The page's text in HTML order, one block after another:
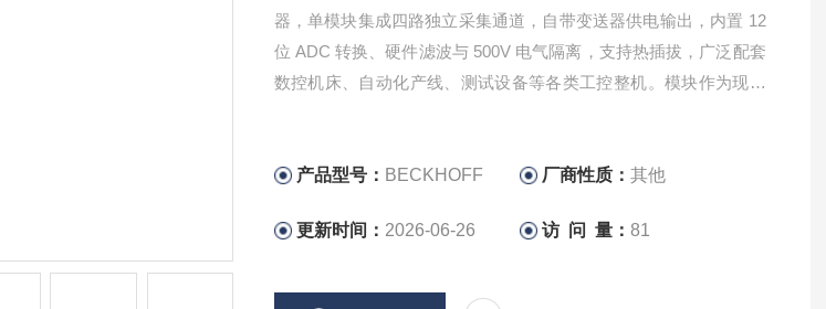
器，单模块集成四路独立采集通道，自带变送器供电输出，内置 12
位 ADC 转换、硬件滤波与 500V 电气隔离，支持热插拔，广泛配套
数控机床、自动化产线、测试设备等各类工控整机。模块作为现场
产品型号： BECKHOFF 厂商性质：其他
更新时间： 2026-06-26 访 问 量：81